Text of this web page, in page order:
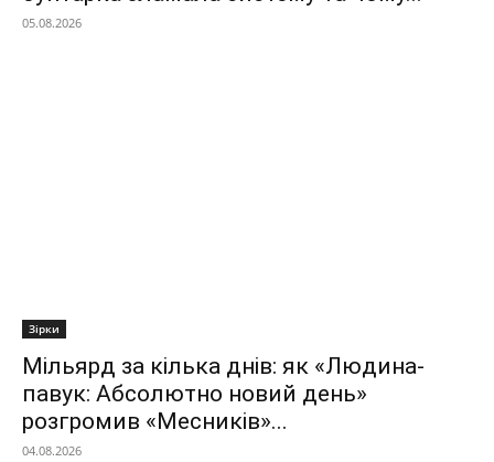
05.08.2026
Зірки
Мільярд за кілька днів: як «Людина-
павук: Абсолютно новий день»
розгромив «Месників»...
04.08.2026